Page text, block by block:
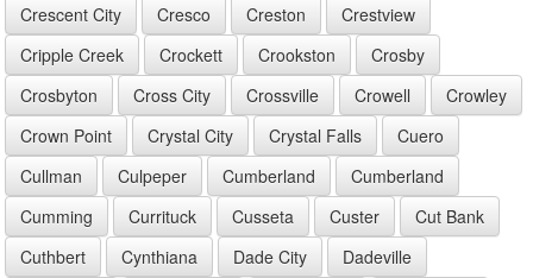
Crescent City
Cresco Creston
Crestview
Cripple Creek
Crockett Crookston
Crosby
Crosbyton
Cross City Crossville Crowell
Crowley
Crown Point
Crystal City Crystal Falls
Cuero
Cullman
Culpeper Cumberland
Cumberland
Cumming
Currituck Cusseta Custer
Cut Bank
Cuthbert
Cynthiana Dade City
Dadeville